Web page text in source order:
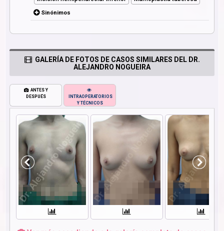
Sinónimos
GALERÍA DE FOTOS DE CASOS SIMILARES DEL DR.
ALEJANDRO NOGUEIRA
ANTES Y
DESPUÉS
INTRAOPERATORIOS
Y TÉCNICOS